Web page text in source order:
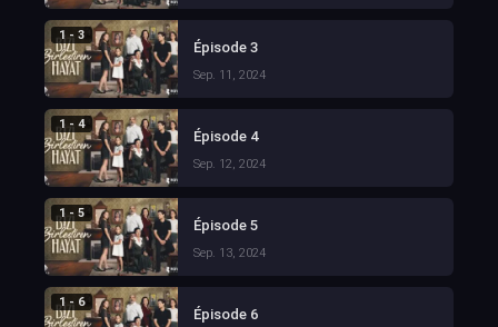
1 - 3
Épisode 3
Sep. 11, 2024
1 - 4
Épisode 4
Sep. 12, 2024
1 - 5
Épisode 5
Sep. 13, 2024
1 - 6
Épisode 6